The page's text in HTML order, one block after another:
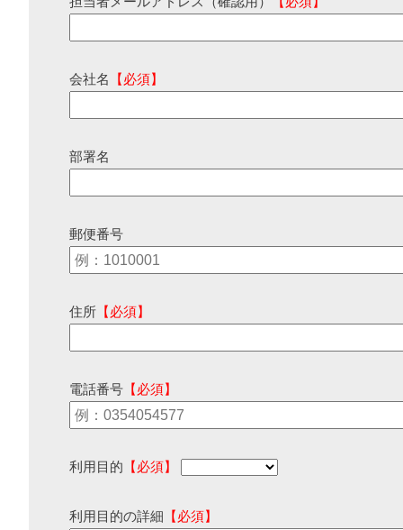
会社名 【必須】
部署名
郵便番号
住所 【必須】
電話番号 【必須】
利用目的 【必須】
利用目的の詳細 【必須】